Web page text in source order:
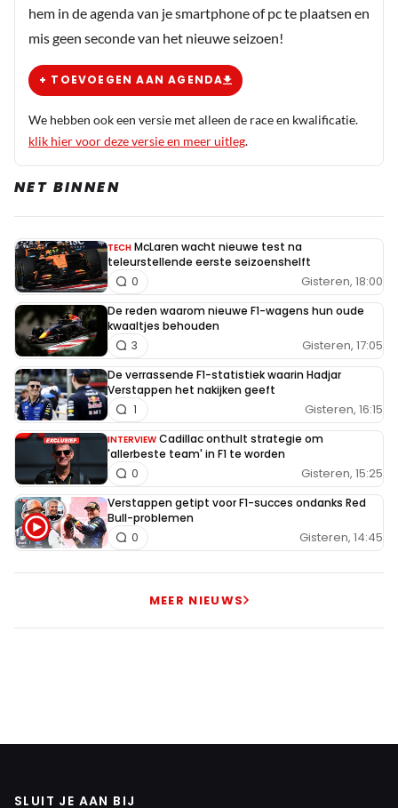
hem in de agenda van je smartphone of pc te plaatsen en
mis geen seconde van het nieuwe seizoen!
+ TOEVOEGEN AAN AGENDA
We hebben ook een versie met alleen de race en kwalificatie.
klik hier voor deze versie en meer uitleg.
NET BINNEN
TECH McLaren wacht nieuwe test na
teleurstellende eerste seizoenshelft
Gisteren, 18:00
0
De reden waarom nieuwe F1-wagens hun oude
kwaaltjes behouden
Gisteren, 17:05
3
De verrassende F1-statistiek waarin Hadjar
Verstappen het nakijken geeft
Gisteren, 16:15
1
INTERVIEW Cadillac onthult strategie om
'allerbeste team' in F1 te worden
Gisteren, 15:25
0
Verstappen getipt voor F1-succes ondanks Red
Bull-problemen
Gisteren, 14:45
0
MEER NIEUWS
SLUIT JE AAN BIJ